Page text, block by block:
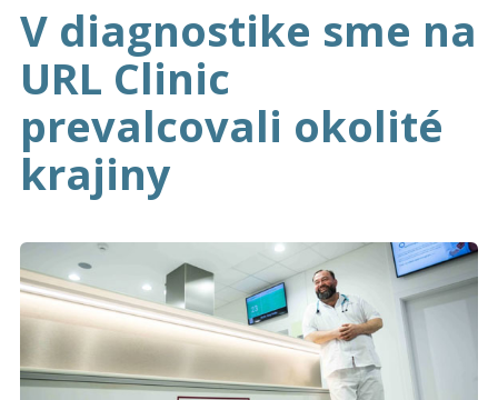
V diagnostike sme na
URL Clinic
prevalcovali okolité
krajiny